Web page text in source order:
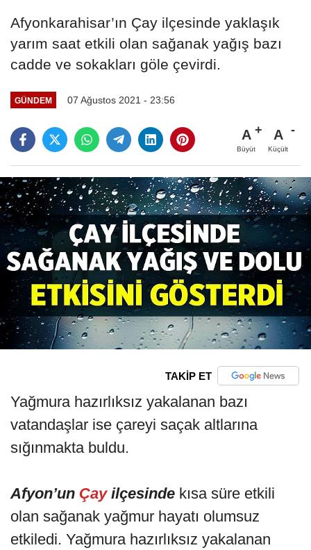
Afyonkarahisar’ın Çay ilçesinde yaklaşık
yarım saat etkili olan sağanak yağış bazı
cadde ve sokakları göle çevirdi.
GÜNDEM 07 Ağustos 2021 - 23:56
A
Büyüt
A
Küçült
TAKİP ET
Yağmura hazırlıksız yakalanan bazı
vatandaşlar ise çareyi saçak altlarına
sığınmakta buldu.
Afyon’un Çayilçesinde kısa süre etkili
olan sağanak yağmur hayatı olumsuz
etkiledi. Yağmura hazırlıksız yakalanan